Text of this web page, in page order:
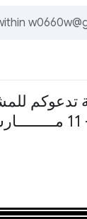
تدعوكم